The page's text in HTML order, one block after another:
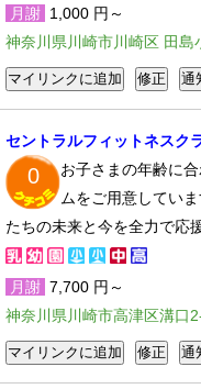
月謝 1,000 円～
神奈川県川崎市川崎区 田島
セントラルフィットネスク
0
お子さまの年齢に
ムをご用意してい
たちの未来と今を全力で応
月謝 7,700 円～
神奈川県川崎市高津区溝口